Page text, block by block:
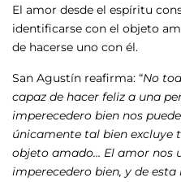
El amor desde el espíritu
identificarse con el objeto
de hacerse uno con él.
San Agustín reafirma: “No
capaz de hacer feliz a una
imperecedero bien nos
únicamente tal bien excluye
objeto amado… El amor nos
imperecedero bien, y de